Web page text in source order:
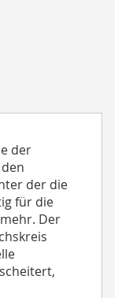
der
der die
für die
Der